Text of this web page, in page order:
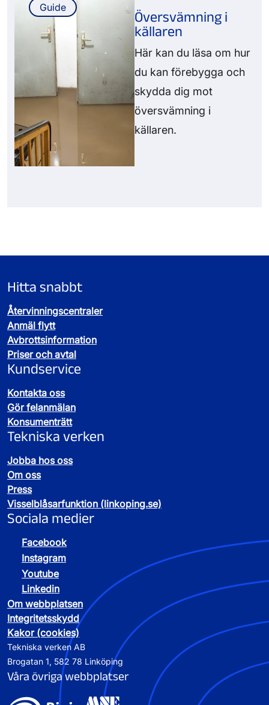
Översvämning i
källaren
Här kan du läsa om hur
du kan förebygga och
skydda dig mot
översvämning i
källaren.
Guide
Hitta snabbt
Återvinningscentraler
Anmäl flytt
Avbrottsinformation
Priser och avtal
Kundservice
Kontakta oss
Gör felanmälan
Konsumenträtt
Tekniska verken
Jobba hos oss
Om oss
Press
Visselblåsarfunktion (linkoping.se)
Sociala medier
Facebook
Instagram
Youtube
Linkedin
Om webbplatsen
Integritetsskydd
Kakor (cookies)
Tekniska verken AB
Brogatan 1, 582 78 Linköping
Våra övriga webbplatser